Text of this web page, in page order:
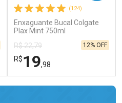
(124)
Enxaguante Bucal Colgate
Plax Mint 750ml
R$ 22,79
R$19,98
12% OFF